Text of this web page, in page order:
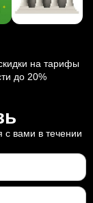
на тарифы
до 20%
с вами в течении